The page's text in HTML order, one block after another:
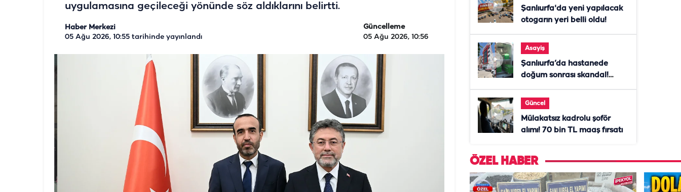
uygulamasına geçileceği yönünde söz aldıklarını belirtti.
Haber Merkezi
05 Ağu 2026, 10:55 tarihinde yayınlandı
Güncelleme
05 Ağu 2026, 10:56
Şanlıurfa'da yeni yapılacak
otogarın yeri belli oldu!
Asayiş
Şanlıurfa’da hastanede
doğum sonrası skandal!
Güncel
Mülakatsız kadrolu şoför
alımı! 70 bin TL maaş fırsatı
ÖZEL HABER